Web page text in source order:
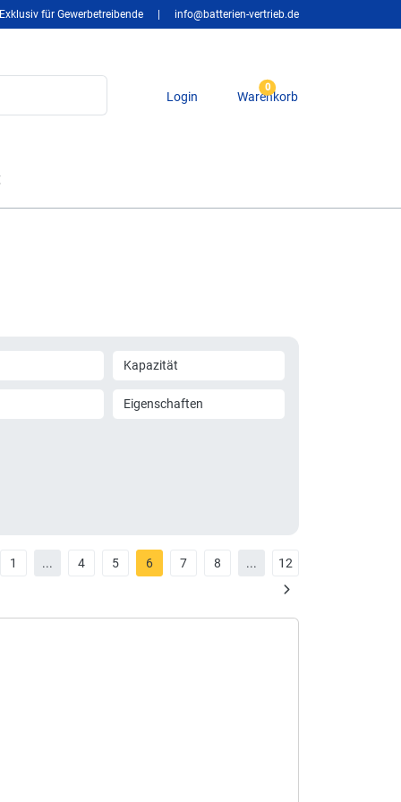
Exklusiv für Gewerbetreibende info@batterien-vertrieb.de
Login
0
Warenkorb
Kapazität
Eigenschaften
1 ... 4 5 6 7 8 ... 12